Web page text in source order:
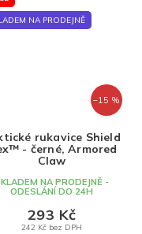
NA PRODEJNĚ
–15 %
rukavice Shield
- černé, Armored
Claw
NA PRODEJNĚ -
ODESLÁNÍ DO 24H
242 Kč bez DPH
293 Kč